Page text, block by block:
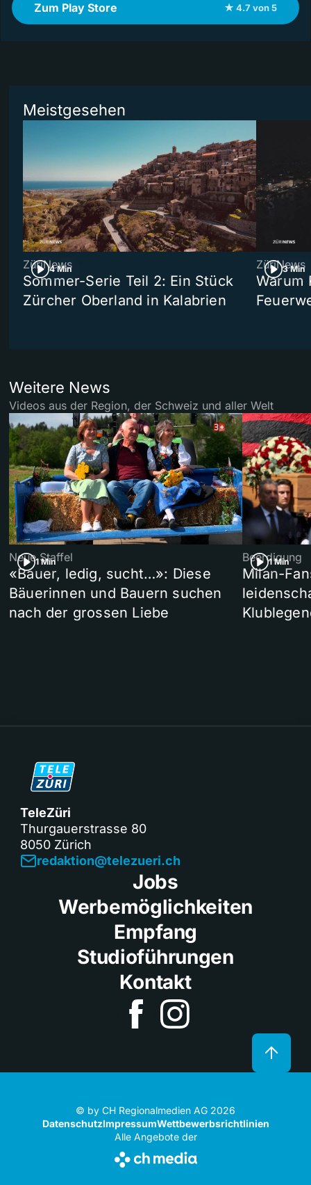
Zum Play Store ★ 4.7 von 5
Meistgesehen
4 Min
ZüriNews
Sommer-Serie Teil 2: Ein Stück
Zürcher Oberland in Kalabrien
3 Min
ZüriNews
Warum
Weitere News
Videos aus der Region, der Schweiz und aller Welt
1 Min
Neue Staffel
«Bauer, ledig, sucht…»: Diese
Bäuerinnen und Bauern suchen
nach der grossen Liebe
1 Min
Beerdigung
Milan-
TeleZüri
Thurgauerstrasse 80
8050 Zürich
redaktion@telezueri.ch
Jobs
Werbemöglichkeiten
Empfang
Studioführungen
Kontakt
© by CH Regionalmedien AG 2026
DatenschutzImpressumWettbewerbsrichtlinien
Alle Angebote der